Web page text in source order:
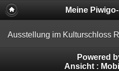
Meine
Ausstellung im Kulturschloss
Powered
Ansicht : Mobil